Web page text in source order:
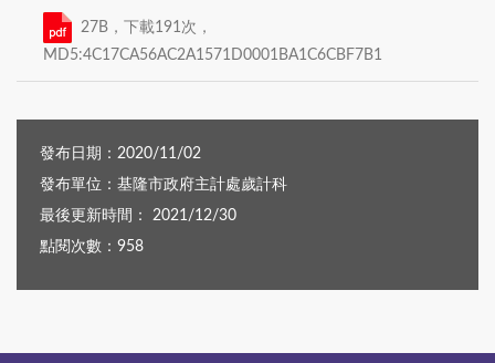
27B，下載191次，
MD5:4C17CA56AC2A1571D0001BA1C6CBF7B1
發布日期：2020/11/02
發布單位：基隆市政府主計處歲計科
最後更新時間： 2021/12/30
點閱次數：958